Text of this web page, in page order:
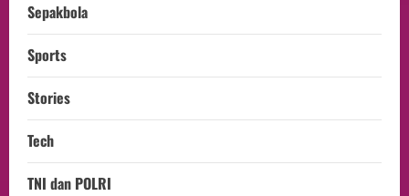
Sepakbola
Sports
Stories
Tech
TNI dan POLRI